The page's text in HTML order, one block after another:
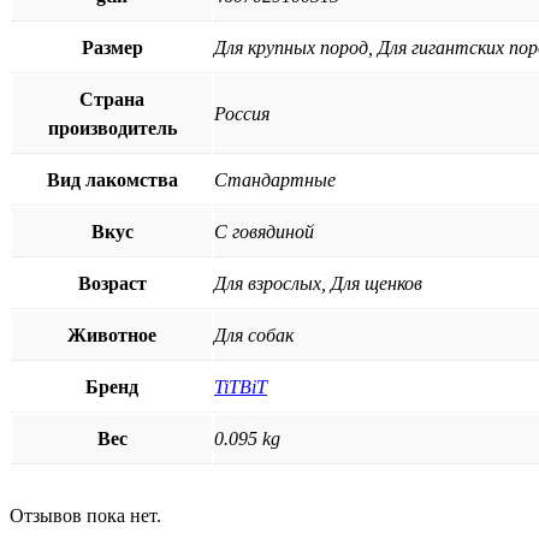
Размер Для крупных пород, Для гигантских
Страна
производитель
Россия
Вид лакомства Стандартные
Вкус С говядиной
Возраст Для взрослых, Для щенков
Животное Для собак
Бренд TiTBiT
Вес 0.095 kg
Отзывов пока нет.